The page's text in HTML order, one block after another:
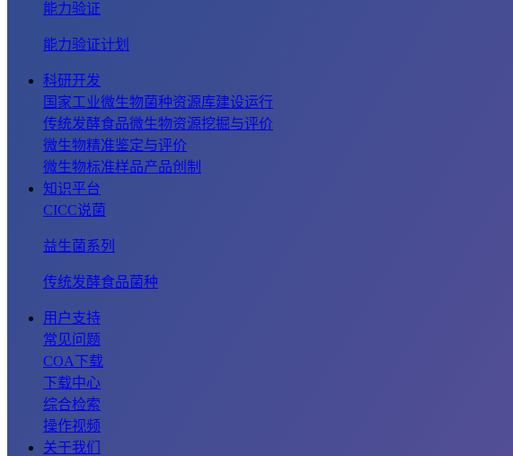
能力验证
能力验证计划
科研开发
国家工业微生物菌种资源库建设运行
传统发酵食品微生物资源挖掘与评价
微生物精准鉴定与评价
微生物标准样品产品创制
知识平台
CICC说菌
益生菌系列
传统发酵食品菌种
用户支持
常见问题
COA下载
下载中心
综合检索
操作视频
关于我们